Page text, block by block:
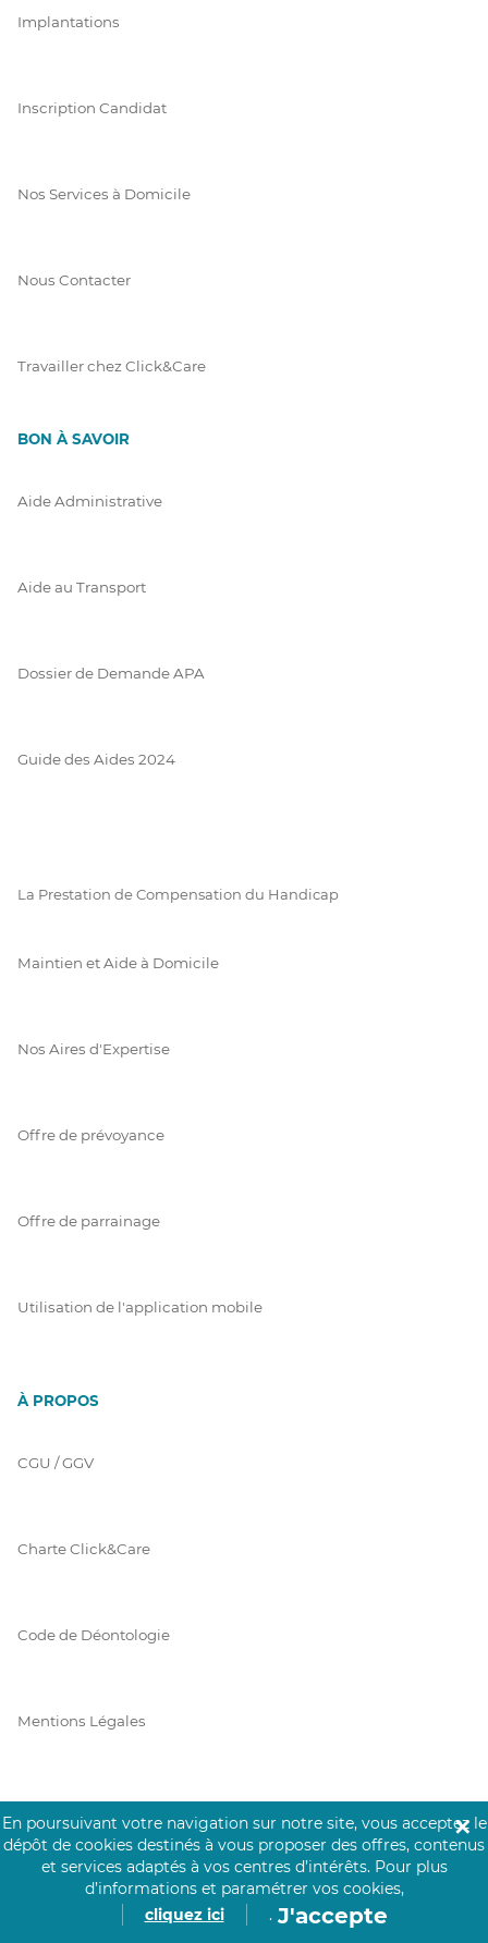
Implantations
Inscription Candidat
Nos Services à Domicile
Nous Contacter
Travailler chez Click&Care
BON À SAVOIR
Aide Administrative
Aide au Transport
Dossier de Demande APA
Guide des Aides 2024
La Prestation de Compensation du Handicap
Maintien et Aide à Domicile
Nos Aires d'Expertise
Offre de prévoyance
Offre de parrainage
Utilisation de l'application mobile
À PROPOS
CGU / GGV
Charte Click&Care
Code de Déontologie
Mentions Légales
Prérequis Click&Care
Protection des Données
En poursuivant votre navigation sur notre site, vous acceptez le
dépôt de cookies destinés à vous proposer des offres, contenus
et services adaptés à vos centres d’intérêts. Pour plus
d’informations et paramétrer vos cookies,
cliquez ici
. J'accepte
✕